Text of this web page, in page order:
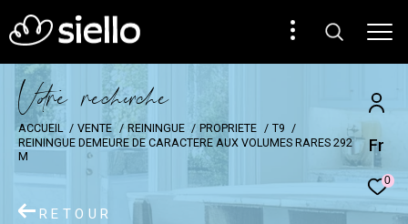
Fr
0
Vore recece
ACCUEIL VENTE REININGUE PROPRIETE
T9
REININGUE DEMEURE DE CARACTERE AUX VOLUMES RARES 292
M
RETOUR